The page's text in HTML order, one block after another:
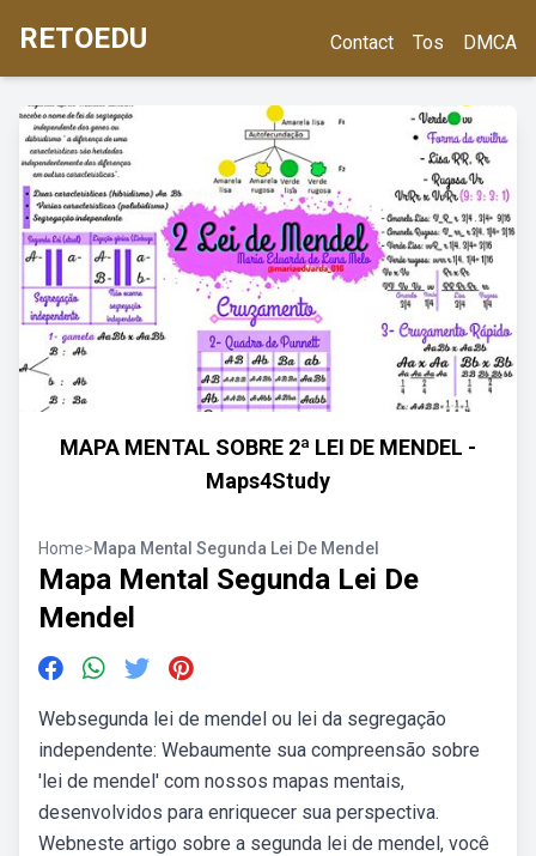
RETOEDU Contact Tos DMCA
MAPA MENTAL SOBRE 2ª LEI DE MENDEL -
Maps4Study
Home>Mapa Mental Segunda Lei De Mendel
Mapa Mental Segunda Lei De
Mendel
Websegunda lei de mendel ou lei da segregação
independente: Webaumente sua compreensão sobre
'lei de mendel' com nossos mapas mentais,
desenvolvidos para enriquecer sua perspectiva.
Webneste artigo sobre a segunda lei de mendel, você